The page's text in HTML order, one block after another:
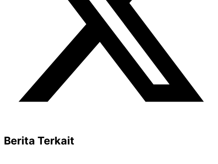
Berita Terkait